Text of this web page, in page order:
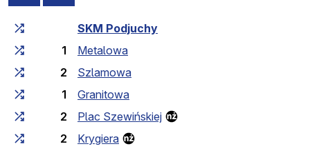
Fahrtzeit zunehmend Fahrtzeit zwischen den
SKM Podjuchy
1
Metalowa
2
Szlamowa
1
Granitowa
2
Plac Szewińskiej
2
Krygiera